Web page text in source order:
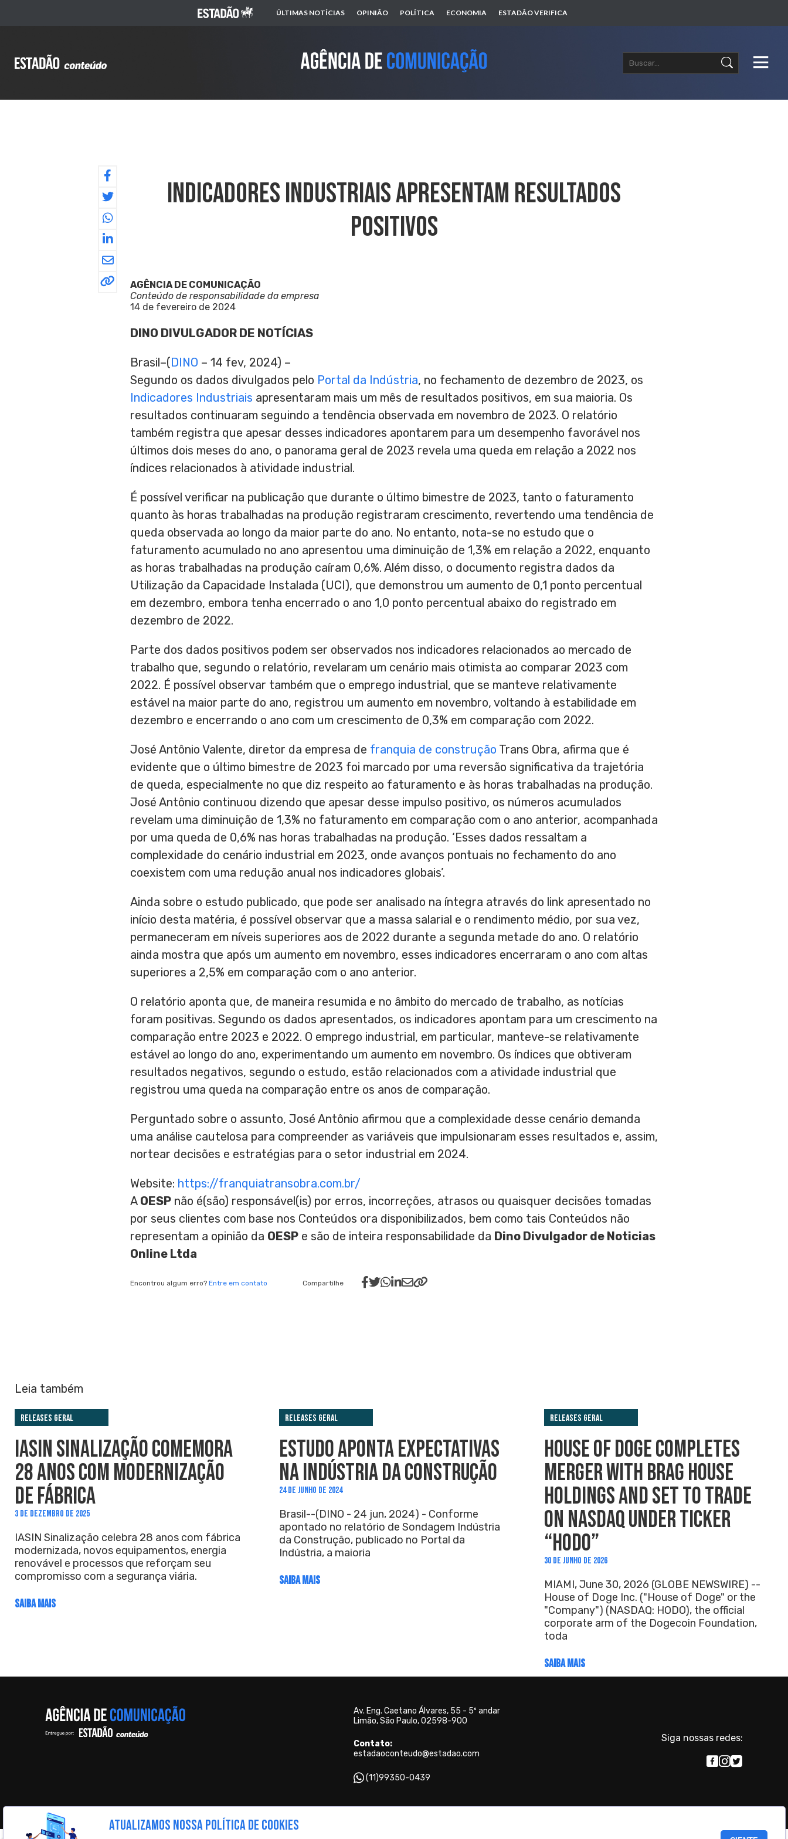
ÚLTIMAS NOTÍCIAS OPINIÃO POLÍTICA ECONOMIA ESTADÃO VERIFICA
Indicadores Industriais Apresentam Resultados
Positivos
AGÊNCIA DE COMUNICAÇÃO
Conteúdo de responsabilidade da empresa
14 de fevereiro de 2024
DINO DIVULGADOR DE NOTÍCIAS
Brasil–(DINO – 14 fev, 2024) –
Segundo os dados divulgados pelo Portal da Indústria, no fechamento de dezembro de 2023, os
Indicadores Industriais apresentaram mais um mês de resultados positivos, em sua maioria. Os
resultados continuaram seguindo a tendência observada em novembro de 2023. O relatório
também registra que apesar desses indicadores apontarem para um desempenho favorável nos
últimos dois meses do ano, o panorama geral de 2023 revela uma queda em relação a 2022 nos
índices relacionados à atividade industrial.
É possível verificar na publicação que durante o último bimestre de 2023, tanto o faturamento
quanto às horas trabalhadas na produção registraram crescimento, revertendo uma tendência de
queda observada ao longo da maior parte do ano. No entanto, nota-se no estudo que o
faturamento acumulado no ano apresentou uma diminuição de 1,3% em relação a 2022, enquanto
as horas trabalhadas na produção caíram 0,6%. Além disso, o documento registra dados da
Utilização da Capacidade Instalada (UCI), que demonstrou um aumento de 0,1 ponto percentual
em dezembro, embora tenha encerrado o ano 1,0 ponto percentual abaixo do registrado em
dezembro de 2022.
Parte dos dados positivos podem ser observados nos indicadores relacionados ao mercado de
trabalho que, segundo o relatório, revelaram um cenário mais otimista ao comparar 2023 com
2022. É possível observar também que o emprego industrial, que se manteve relativamente
estável na maior parte do ano, registrou um aumento em novembro, voltando à estabilidade em
dezembro e encerrando o ano com um crescimento de 0,3% em comparação com 2022.
José Antônio Valente, diretor da empresa de franquia de construção Trans Obra, afirma que é
evidente que o último bimestre de 2023 foi marcado por uma reversão significativa da trajetória
de queda, especialmente no que diz respeito ao faturamento e às horas trabalhadas na produção.
José Antônio continuou dizendo que apesar desse impulso positivo, os números acumulados
revelam uma diminuição de 1,3% no faturamento em comparação com o ano anterior, acompanhada
por uma queda de 0,6% nas horas trabalhadas na produção. ‘Esses dados ressaltam a
complexidade do cenário industrial em 2023, onde avanços pontuais no fechamento do ano
coexistem com uma redução anual nos indicadores globais’.
Ainda sobre o estudo publicado, que pode ser analisado na íntegra através do link apresentado no
início desta matéria, é possível observar que a massa salarial e o rendimento médio, por sua vez,
permaneceram em níveis superiores aos de 2022 durante a segunda metade do ano. O relatório
ainda mostra que após um aumento em novembro, esses indicadores encerraram o ano com altas
superiores a 2,5% em comparação com o ano anterior.
O relatório aponta que, de maneira resumida e no âmbito do mercado de trabalho, as notícias
foram positivas. Segundo os dados apresentados, os indicadores apontam para um crescimento na
comparação entre 2023 e 2022. O emprego industrial, em particular, manteve-se relativamente
estável ao longo do ano, experimentando um aumento em novembro. Os índices que obtiveram
resultados negativos, segundo o estudo, estão relacionados com a atividade industrial que
registrou uma queda na comparação entre os anos de comparação.
Perguntado sobre o assunto, José Antônio afirmou que a complexidade desse cenário demanda
uma análise cautelosa para compreender as variáveis que impulsionaram esses resultados e, assim,
nortear decisões e estratégias para o setor industrial em 2024.
Website: https://franquiatransobra.com.br/
A OESP não é(são) responsável(is) por erros, incorreções, atrasos ou quaisquer decisões tomadas
por seus clientes com base nos Conteúdos ora disponibilizados, bem como tais Conteúdos não
representam a opinião da OESP e são de inteira responsabilidade da Dino Divulgador de Noticias
Online Ltda
Encontrou algum erro? Entre em contato Compartilhe
Leia também
Releases Geral
IASIN SINALIZAÇÃO COMEMORA
28 ANOS COM MODERNIZAÇÃO
DE FÁBRICA
3 DE DEZEMBRO DE 2025
IASIN Sinalização celebra 28 anos com fábrica
modernizada, novos equipamentos, energia
renovável e processos que reforçam seu
compromisso com a segurança viária.
SAIBA MAIS
Releases Geral
ESTUDO APONTA EXPECTATIVAS
NA INDÚSTRIA DA CONSTRUÇÃO
24 DE JUNHO DE 2024
Brasil--(DINO - 24 jun, 2024) - Conforme
apontado no relatório de Sondagem Indústria
da Construção, publicado no Portal da
Indústria, a maioria
SAIBA MAIS
Releases Geral
HOUSE OF DOGE COMPLETES
MERGER WITH BRAG HOUSE
HOLDINGS AND SET TO TRADE
ON NASDAQ UNDER TICKER
“HODO”
30 DE JUNHO DE 2026
MIAMI, June 30, 2026 (GLOBE NEWSWIRE) --
House of Doge Inc. ("House of Doge" or the
"Company") (NASDAQ: HODO), the official
corporate arm of the Dogecoin Foundation,
toda
SAIBA MAIS
Av. Eng. Caetano Álvares, 55 - 5º andar
Limão, São Paulo, 02598-900
Contato:
estadaoconteudo@estadao.com
(11)99350-0439
Siga nossas redes:
Copyright © 2026 - Todos os direitos reservados para o Grupo Estado.
ATUALIZAMOS NOSSA POLÍTICA DE COOKIES